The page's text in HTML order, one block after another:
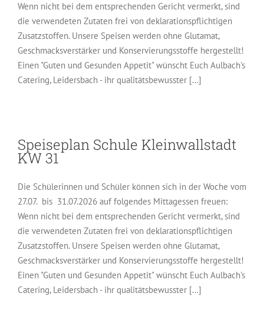
Wenn nicht bei dem entsprechenden Gericht vermerkt, sind
die verwendeten Zutaten frei von deklarationspflichtigen
Zusatzstoffen. Unsere Speisen werden ohne Glutamat,
Geschmacksverstärker und Konservierungsstoffe hergestellt!
Einen "Guten und Gesunden Appetit" wünscht Euch Aulbach's
Catering, Leidersbach - ihr qualitätsbewusster [...]
Speiseplan Schule Kleinwallstadt
KW 31
Die Schülerinnen und Schüler können sich in der Woche vom
27.07. bis 31.07.2026 auf folgendes Mittagessen freuen:
Wenn nicht bei dem entsprechenden Gericht vermerkt, sind
die verwendeten Zutaten frei von deklarationspflichtigen
Zusatzstoffen. Unsere Speisen werden ohne Glutamat,
Geschmacksverstärker und Konservierungsstoffe hergestellt!
Einen "Guten und Gesunden Appetit" wünscht Euch Aulbach's
Catering, Leidersbach - ihr qualitätsbewusster [...]